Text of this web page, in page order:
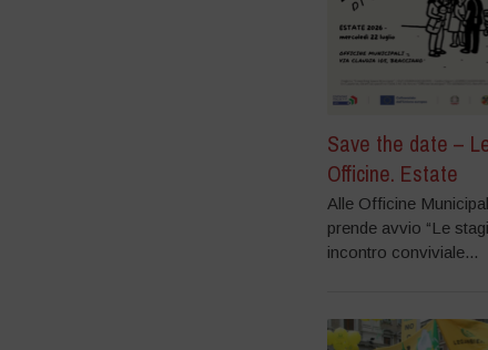
Save the date –
Officine. Estate
Alle Officine
prende avvio “Le
incontro conviviale...